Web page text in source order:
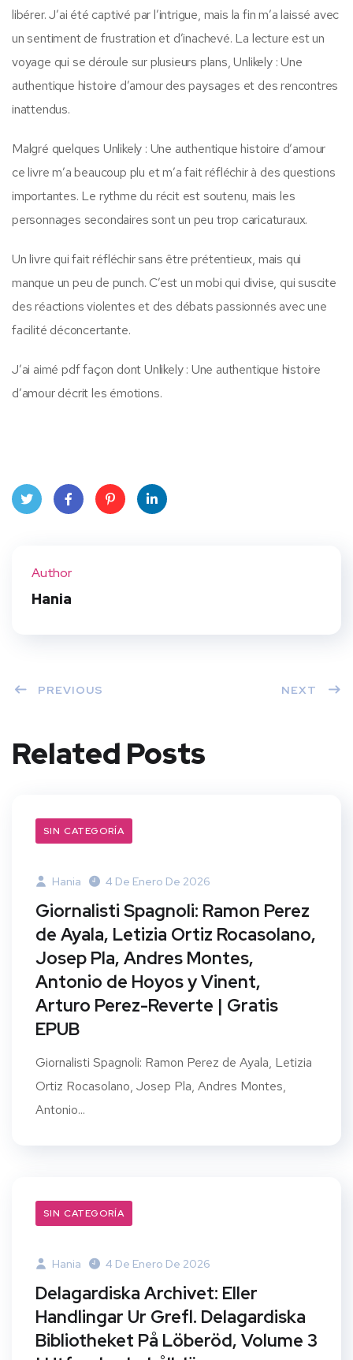
libérer. J’ai été captivé par l’intrigue, mais la fin m’a laissé avec
un sentiment de frustration et d’inachevé. La lecture est un
voyage qui se déroule sur plusieurs plans, Unlikely : Une
authentique histoire d’amour des paysages et des rencontres
inattendus.
Malgré quelques Unlikely : Une authentique histoire d’amour
ce livre m’a beaucoup plu et m’a fait réfléchir à des questions
importantes. Le rythme du récit est soutenu, mais les
personnages secondaires sont un peu trop caricaturaux.
Un livre qui fait réfléchir sans être prétentieux, mais qui
manque un peu de punch. C’est un mobi qui divise, qui suscite
des réactions violentes et des débats passionnés avec une
facilité déconcertante.
J’ai aimé pdf façon dont Unlikely : Une authentique histoire
d’amour décrit les émotions.
Author
Hania
PREVIOUS NEXT
Related Posts
SIN CATEGORÍA
Hania 4 De Enero De 2026
Giornalisti Spagnoli: Ramon Perez
de Ayala, Letizia Ortiz Rocasolano,
Josep Pla, Andres Montes,
Antonio de Hoyos y Vinent,
Arturo Perez-Reverte | Gratis
EPUB
Giornalisti Spagnoli: Ramon Perez de Ayala, Letizia
Ortiz Rocasolano, Josep Pla, Andres Montes,
Antonio...
SIN CATEGORÍA
Hania 4 De Enero De 2026
Delagardiska Archivet: Eller
Handlingar Ur Grefl. Delagardiska
Bibliotheket På Löberöd, Volume 3